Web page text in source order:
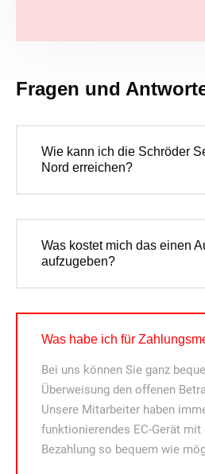
Fragen und
Wie kann ich die Schröder
Nord erreichen?
Was kostet mich das einen
aufzugeben?
Was habe ich für
Bei uns können Sie ganz
Überweisung den offenen
Unsere Mitarbeiter haben
funktionierendes EC-Gerät mit
Bezahlung so bequem wie